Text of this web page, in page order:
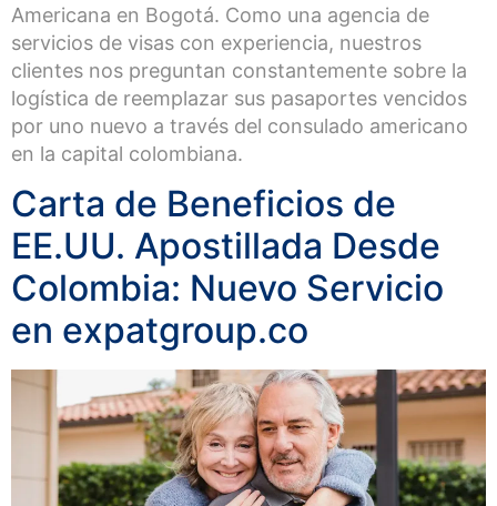
Americana en Bogotá. Como una agencia de
servicios de visas con experiencia, nuestros
clientes nos preguntan constantemente sobre la
logística de reemplazar sus pasaportes vencidos
por uno nuevo a través del consulado americano
en la capital colombiana.
Carta de Beneficios de
EE.UU. Apostillada Desde
Colombia: Nuevo Servicio
en expatgroup.co